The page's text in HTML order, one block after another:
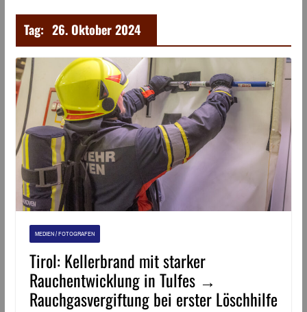
Tag: 26. Oktober 2024
MEDIEN / FOTOGRAFEN
Tirol: Kellerbrand mit starker
Rauchentwicklung in Tulfes →
Rauchgasvergiftung bei erster Löschhilfe